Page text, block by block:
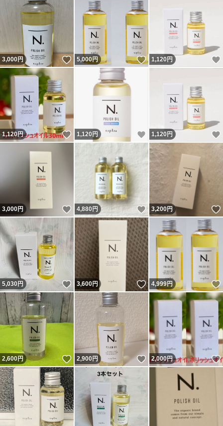
3,000円 いいね！
5,000円 いいね！
1,120 円
1,120円 いいね！
1,120 円 いいね！
1,120 円
3,000円 いいね！
4,880円 いいね！
3,200円
5,030円 いいね！
3,600円 いいね！
4,999円
2,600円 いいね！
2,900円 いいね！
2,000円